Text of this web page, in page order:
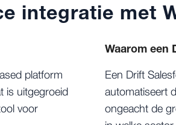
integratie met
platform
is uitgegroeid
voor
Waarom een
Een Drift
automatiseert
ongeacht de